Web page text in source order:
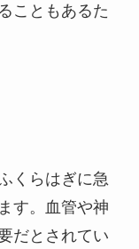
こともあるた
くらはぎに急
す。血管や神
だとされてい